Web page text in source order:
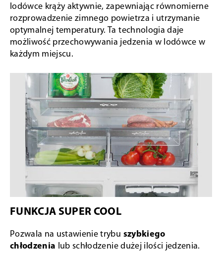
lodówce krąży aktywnie, zapewniając równomierne
rozprowadzenie zimnego powietrza i utrzymanie
optymalnej temperatury. Ta technologia daje
możliwość przechowywania jedzenia w lodówce w
każdym miejscu.
FUNKCJA SUPER COOL
Pozwala na ustawienie trybu szybkiego
chłodzenia lub schłodzenie dużej ilości jedzenia.